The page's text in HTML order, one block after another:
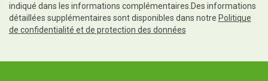
indiqué dans les informations complémentaires.Des informations
détaillées supplémentaires sont disponibles dans notre Politique
de confidentialité et de protection des données